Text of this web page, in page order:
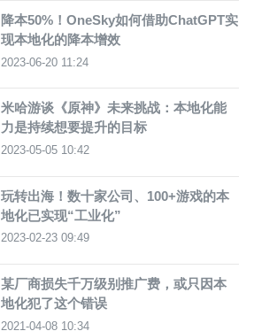
降本50%！OneSky如何借助ChatGPT实
现本地化的降本增效
2023-06-20 11:24
米哈游谈《原神》未来挑战：本地化能
力是持续想要提升的目标
2023-05-05 10:42
玩转出海！数十家公司、100+游戏的本
地化已实现“工业化”
2023-02-23 09:49
某厂商损失千万级别推广费，或只因本
地化犯了这个错误
2021-04-08 10:34